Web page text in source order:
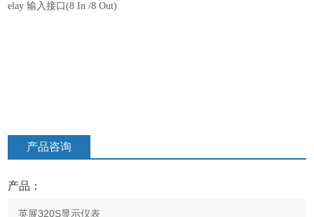
elay 输入接口(8 In /8 Out)
产品咨询
产品：